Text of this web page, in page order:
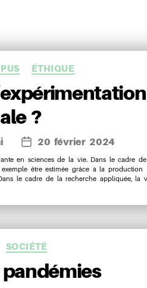
ÉTHIQUE
?
Date
de
l’article
20 février 2024
en sciences de la vie. Dans le cadre
être estimée grâce à la production
le cadre de la recherche appliquée, la
Catégories
SOCIÉTÉ